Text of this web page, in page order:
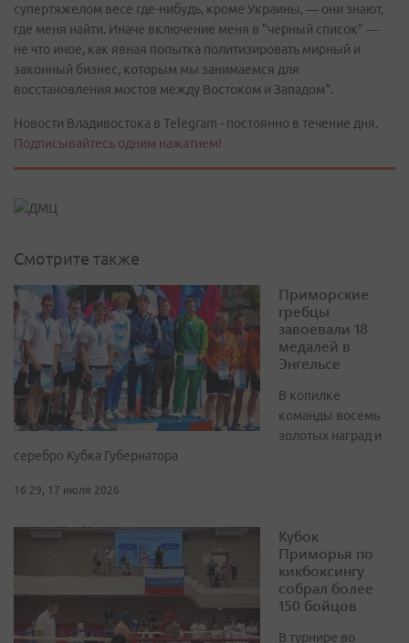
супертяжелом весе где-нибудь, кроме Украины, — они знают,
где меня найти. Иначе включение меня в "черный список" —
не что иное, как явная попытка политизировать мирный и
законный бизнес, которым мы занимаемся для
восстановления мостов между Востоком и Западом".
Новости Владивостока в Telegram - постоянно в течение дня.
Подписывайтесь одним нажатием!
Смотрите также
Приморские
гребцы
завоевали 18
медалей в
Энгельсе
В копилке
команды восемь
золотых наград и
серебро Кубка Губернатора
16:29, 17 июля 2026
Кубок
Приморья по
кикбоксингу
собрал более
150 бойцов
В турнире во